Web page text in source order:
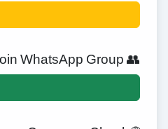
👥 Join WhatsApp Group